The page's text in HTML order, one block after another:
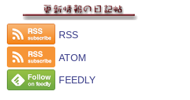
RSS
ATOM
FEEDLY